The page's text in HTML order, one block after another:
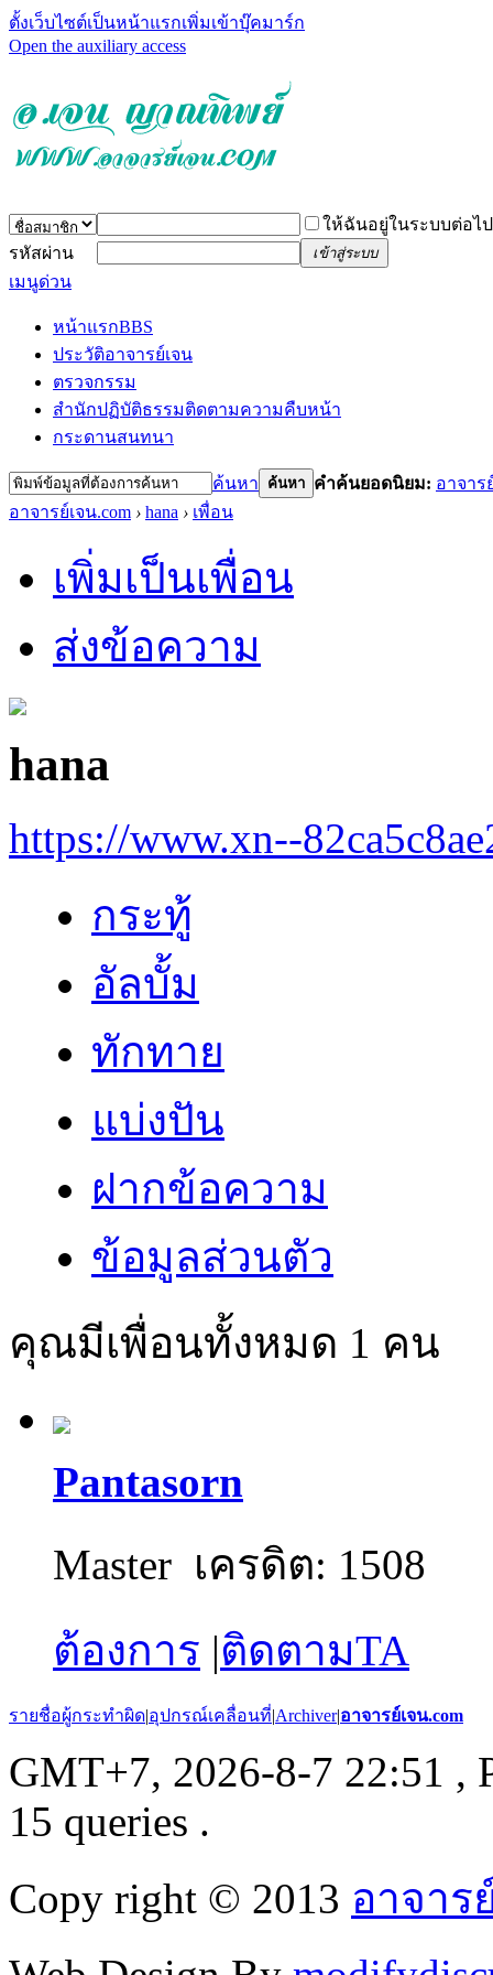
ตั้งเว็บไซต์เป็นหน้าแรกเพิ่มเข้าบุ๊คมาร์ก
Open the auxiliary access
ให้ฉันอยู่ในระบบต่อไป
รหัสผ่าน
เข้าสู่ระบบ
เมนูด่วน
หน้าแรกBBS
ประวัติอาจารย์เจน
ตรวจกรรม
สำนักปฏิบัติธรรมติดตามความคืบหน้า
กระดานสนทนา
ค้นหา ค้นหา คำค้นยอดนิยม: อาจาร
อาจารย์เจน.com › hana › เพื่อน
เพิ่มเป็นเพื่อน
ส่งข้อความ
hana
https://www.xn--
กระทู้
อัลบั้ม
ทักทาย
แบ่งปัน
ฝากข้อความ
ข้อมูลส่วนตัว
คุณมีเพื่อนทั้งหมด 1 คน
Pantasorn
Master เครดิต: 1508
ต้องการ |ติดตามTA
รายชื่อผู้กระทำผิด|อุปกรณ์เคลื่อนที่|Archiver|อาจารย์เจน.com
GMT+7, 2026-8-7 22:51 ,
15 queries .
Copy right © 2013 อาจาร